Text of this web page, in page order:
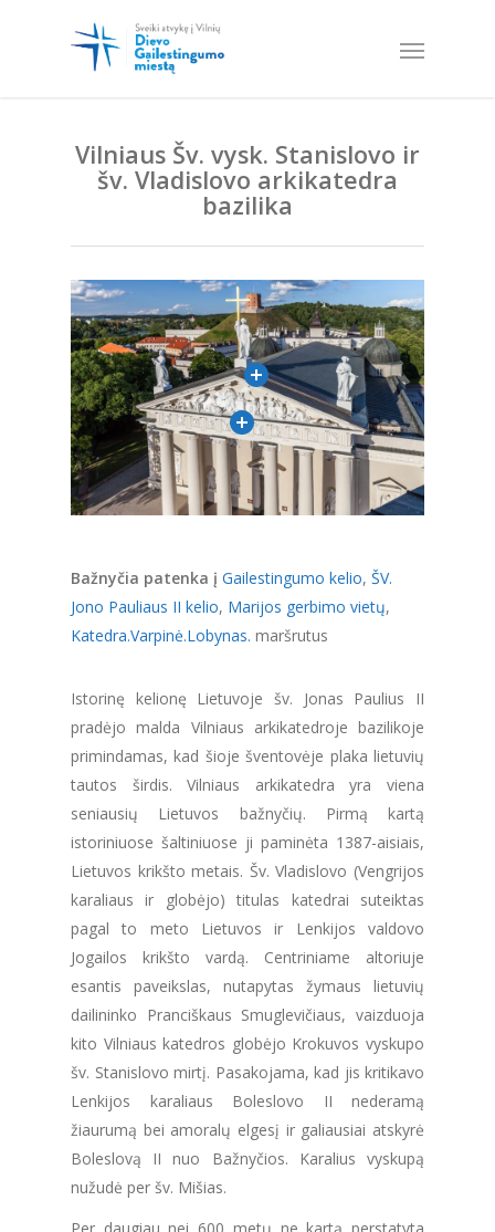
Vilniaus Šv. vysk. Stanislovo ir
šv. Vladislovo arkikatedra
bazilika
Bažnyčia patenka į Gailestingumo kelio, ŠV.
Jono Pauliaus II kelio, Marijos gerbimo vietų,
Katedra.Varpinė.Lobynas. maršrutus
Istorinę kelionę Lietuvoje šv. Jonas Paulius II
pradėjo malda Vilniaus arkikatedroje bazilikoje
primindamas, kad šioje šventovėje plaka lietuvių
tautos širdis. Vilniaus arkikatedra yra viena
seniausių Lietuvos bažnyčių. Pirmą kartą
istoriniuose šaltiniuose ji paminėta 1387-aisiais,
Lietuvos krikšto metais. Šv. Vladislovo (Vengrijos
karaliaus ir globėjo) titulas katedrai suteiktas
pagal to meto Lietuvos ir Lenkijos valdovo
Jogailos krikšto vardą. Centriniame altoriuje
esantis paveikslas, nutapytas žymaus lietuvių
dailininko Pranciškaus Smuglevičiaus, vaizduoja
kito Vilniaus katedros globėjo Krokuvos vyskupo
šv. Stanislovo mirtį. Pasakojama, kad jis kritikavo
Lenkijos karaliaus Boleslovo II nederamą
žiaurumą bei amoralų elgesį ir galiausiai atskyrė
Boleslovą II nuo Bažnyčios. Karalius vyskupą
nužudė per šv. Mišias.